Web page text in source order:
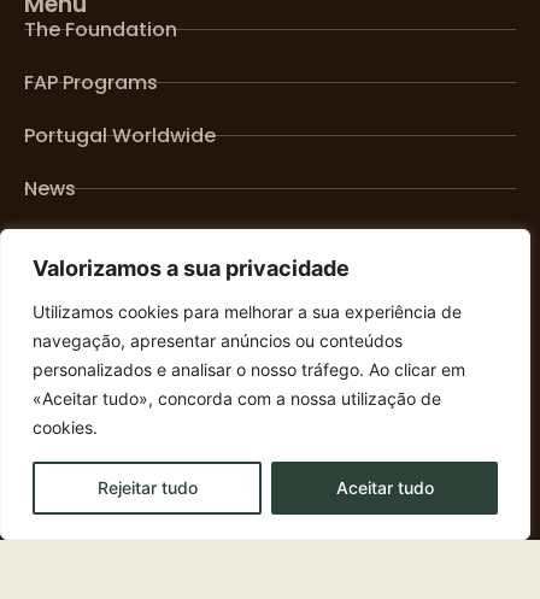
Valorizamos a sua privacidade
Utilizamos cookies para melhorar a sua experiência de
navegação, apresentar anúncios ou conteúdos
personalizados e analisar o nosso tráfego. Ao clicar em
«Aceitar tudo», concorda com a nossa utilização de
cookies.
Rejeitar tudo Aceitar tudo
The Foundation
FAP Programs
Portugal Worldwide
News
Privacy Policy
Terms of Use
Contact us
+351 916 015 599